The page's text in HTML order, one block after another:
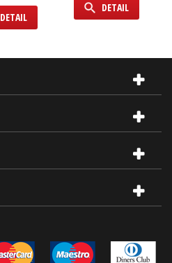
DETAIL
DETAIL